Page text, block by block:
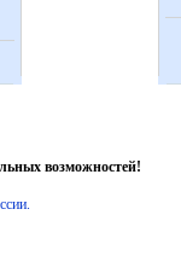
возможностей!